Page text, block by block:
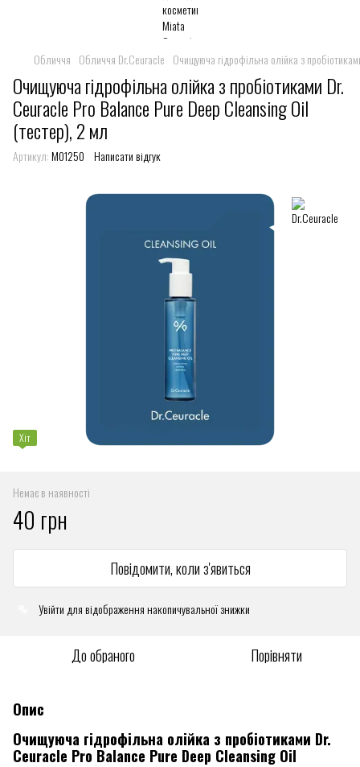
Обличчя Обличчя Dr.Ceuracle Очищуюча гідрофільна олійка з
Очищуюча гідрофільна олійка з пробіотиками Dr.
Ceuracle Pro Balance Pure Deep Cleansing Oil
(тестер), 2 мл
Артикул:M01250 Написати відгук
Хіт
Немає в наявності
40 грн
Повідомити, коли з'явиться
Увійти для відображення накопичувальної знижки
До обраного Порівняти
Опис
Очищуюча гідрофільна олійка з пробіотиками Dr.
Ceuracle Pro Balance Pure Deep Cleansing Oil